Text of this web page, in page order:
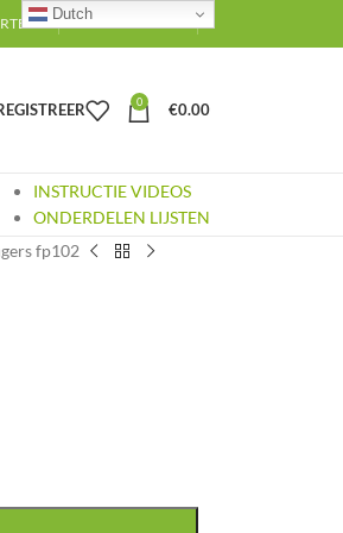
AANCONTACTOVER ONS
0 €0.00
INSTRUCTIE VIDEOS
ONDERDELEN LIJSTEN
fp102
Dutch